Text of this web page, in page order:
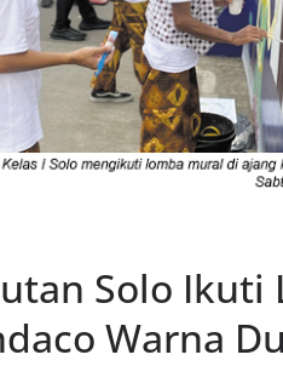
Solo
Warna